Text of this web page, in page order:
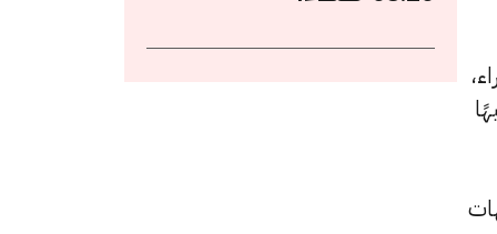
جنيهًا للشراء،
جنيهًا للبيع و 6750 جنيهًا
بعد زيادة بقيمة 10 جنيهات